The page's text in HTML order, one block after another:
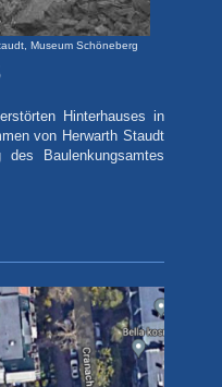
Museum Schöneberg
Hinterhauses in
von Herwarth Staudt
Baulenkungsamtes